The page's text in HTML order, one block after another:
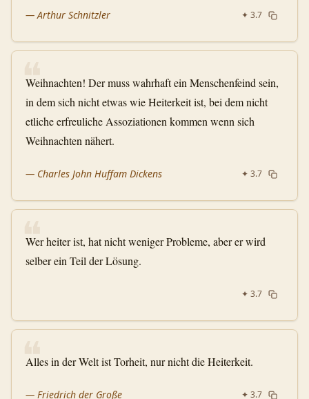
—Arthur Schnitzler ✦ 3.7
❝
Weihnachten! Der muss wahrhaft ein Menschenfeind sein,
in dem sich nicht etwas wie Heiterkeit ist, bei dem nicht
etliche erfreuliche Assoziationen kommen wenn sich
Weihnachten nähert.
— Charles John Huffam Dickens ✦ 3.7
❝
Wer heiter ist, hat nicht weniger Probleme, aber er wird
selber ein Teil der Lösung.
✦ 3.7
❝
Alles in der Welt ist Torheit, nur nicht die Heiterkeit.
— Friedrich der Große ✦ 3.7